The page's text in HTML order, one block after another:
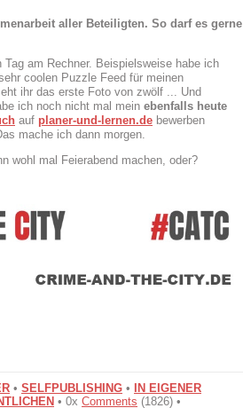
aller Beteiligten. So darf es gerne
am Rechner. Beispielsweise habe ich
coolen Puzzle Feed für meinen
ihr das erste Foto von zwölf ... Und
ich noch nicht mal mein ebenfalls heute
auf planer-und-lernen.de bewerben
mache ich dann morgen.
wohl mal Feierabend machen, oder?
• SELFPUBLISHING •
IN EIGENER
• 0x Comments (1826) •